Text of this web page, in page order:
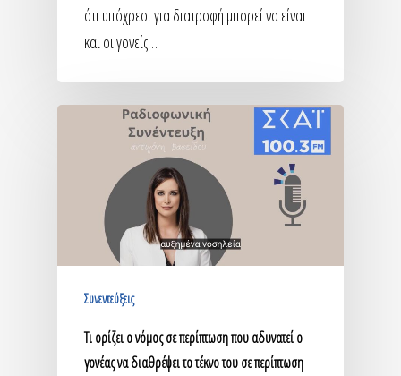
ότι υπόχρεοι για διατροφή μπορεί να είναι
και οι γονείς…
Συνεντεύξεις
Τι ορίζει ο νόμος σε περίπτωση που αδυνατεί ο
γονέας να διαθρέψει το τέκνο του σε περίπτωση